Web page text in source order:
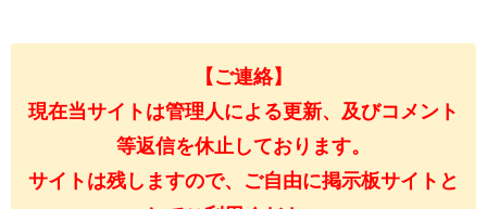
【ご連絡】
現在当サイトは管理人による更新、及びコメント
等返信を休止しております。
サイトは残しますので、ご自由に掲示板サイトと